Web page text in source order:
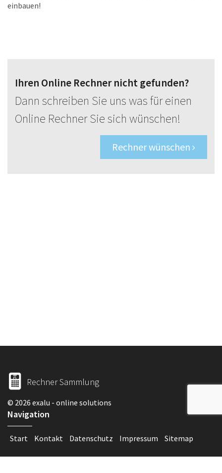
einbauen!
Ihren Online Rechner nicht gefunden?
Dann schreiben Sie uns was für einen
Online Rechner Sie sich wünschen!
Rechner wünschen
Rechner Sammlung
© 2026 exalu - online solutions
Navigation
Start Kontakt Datenschutz Impressum Sitemap